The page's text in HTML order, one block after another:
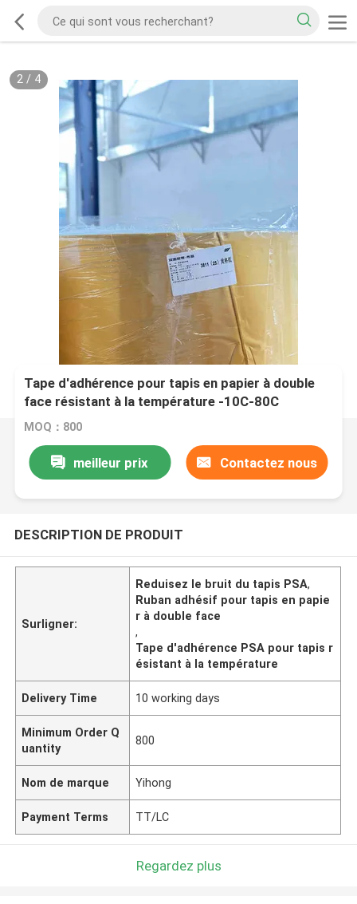
2/ 4
Tape d'adhérence pour tapis en papier à double
face résistant à la température -10C-80C
MOQ：800
meilleur prix Contactez nous
DESCRIPTION DE PRODUIT
Surligner:
Reduisez le bruit du tapis PSA,
Ruban adhésif pour tapis en papie
r à double face
,
Tape d'adhérence PSA pour tapis r
ésistant à la température
Delivery Time 10 working days
Minimum Order Q
uantity
800
Nom de marque Yihong
Payment Terms TT/LC
Regardez plus